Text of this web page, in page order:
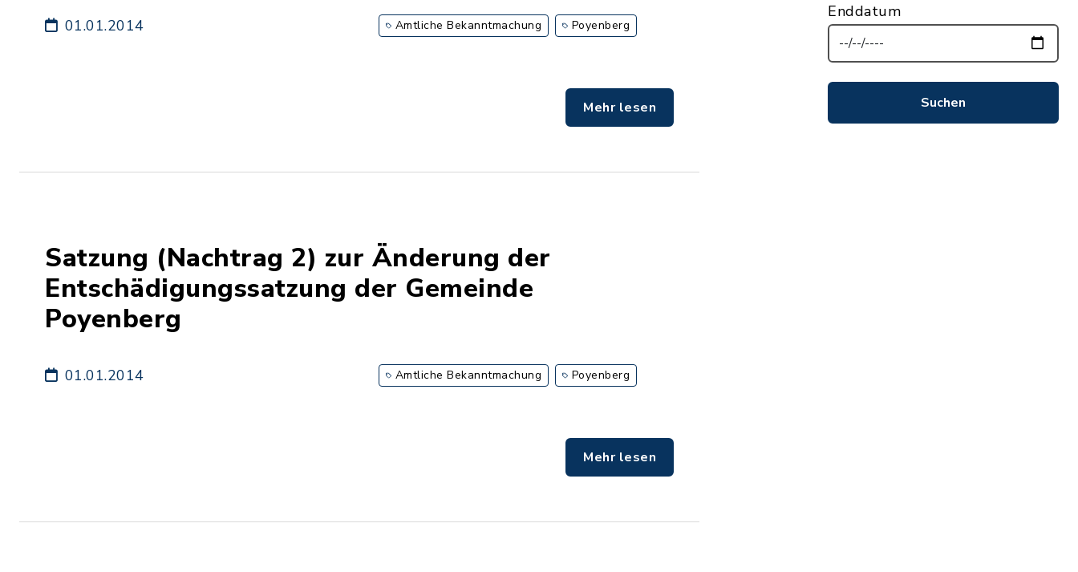
01.01.2014 Amtliche Bekanntmachung Poyenberg
Mehr lesen
Satzung (Nachtrag 2) zur Änderung der
Entschädigungssatzung der Gemeinde
Poyenberg
01.01.2014 Amtliche Bekanntmachung Poyenberg
Mehr lesen
Enddatum